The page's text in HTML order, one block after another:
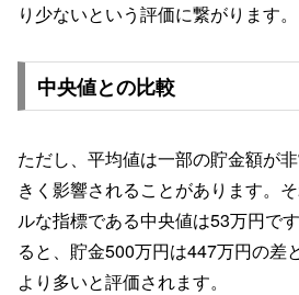
り少ないという評価に繋がります。
中央値との比較
ただし、平均値は一部の貯金額が
きく影響されることがあります。
ルな指標である中央値は53万円で
ると、貯金500万円は447万円の差
より多いと評価されます。